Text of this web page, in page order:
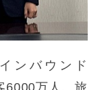
ンバウンド
6000万人、旅